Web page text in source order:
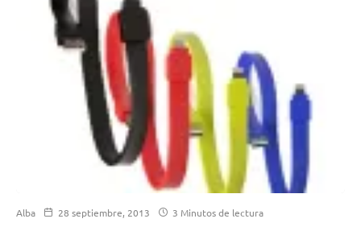
Alba 28 septiembre, 2013 3 Minutos de lectura